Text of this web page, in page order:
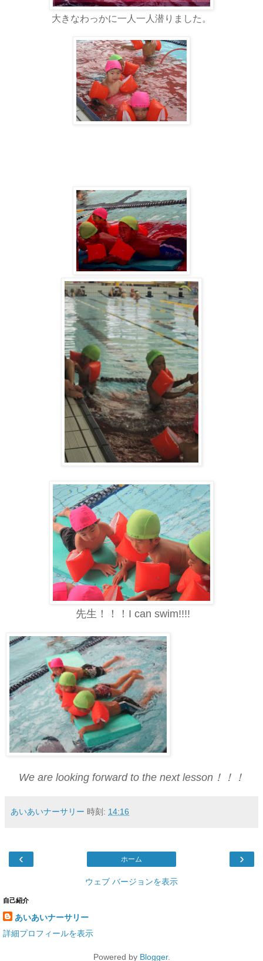
大きなわっかに一人一人潜りました。
先生！！！I can swim!!!!
We are looking forward to the next lesson！！！
あいあいナーサリー 時刻: 14:16
‹ ›
ホーム
ウェブ バージョンを表示
自己紹介
あいあいナーサリー
詳細プロフィールを表示
Powered by Blogger.